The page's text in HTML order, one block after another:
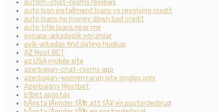
autism-chat-rooms reviews
auto loan installment loans vs revolving credit
auto loans no money down bad credit
auto title loans near me
avrupa-arkadaslik yorumlar
ayik-arkadas find dating hookup
AZ Most BET
az USA mobile site
azerbaijan-chat-rooms app
azerbaijan-women+aran site singles only
Azerbajany Mostbet
b1bet apostas
bÃ¤sta lÃ¤nder fÃ¶r att fÃ¥ en postorderbrud